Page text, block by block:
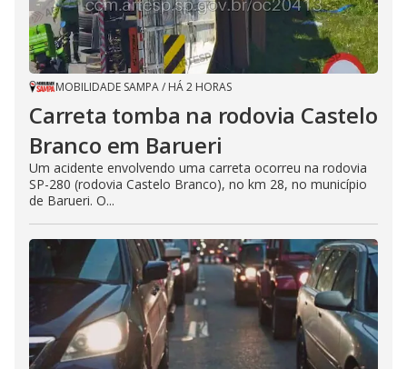
MOBILIDADE SAMPA/ HÁ 2 HORAS
Carreta tomba na rodovia Castelo
Branco em Barueri
Um acidente envolvendo uma carreta ocorreu na rodovia
SP-280 (rodovia Castelo Branco), no km 28, no município
de Barueri. O...